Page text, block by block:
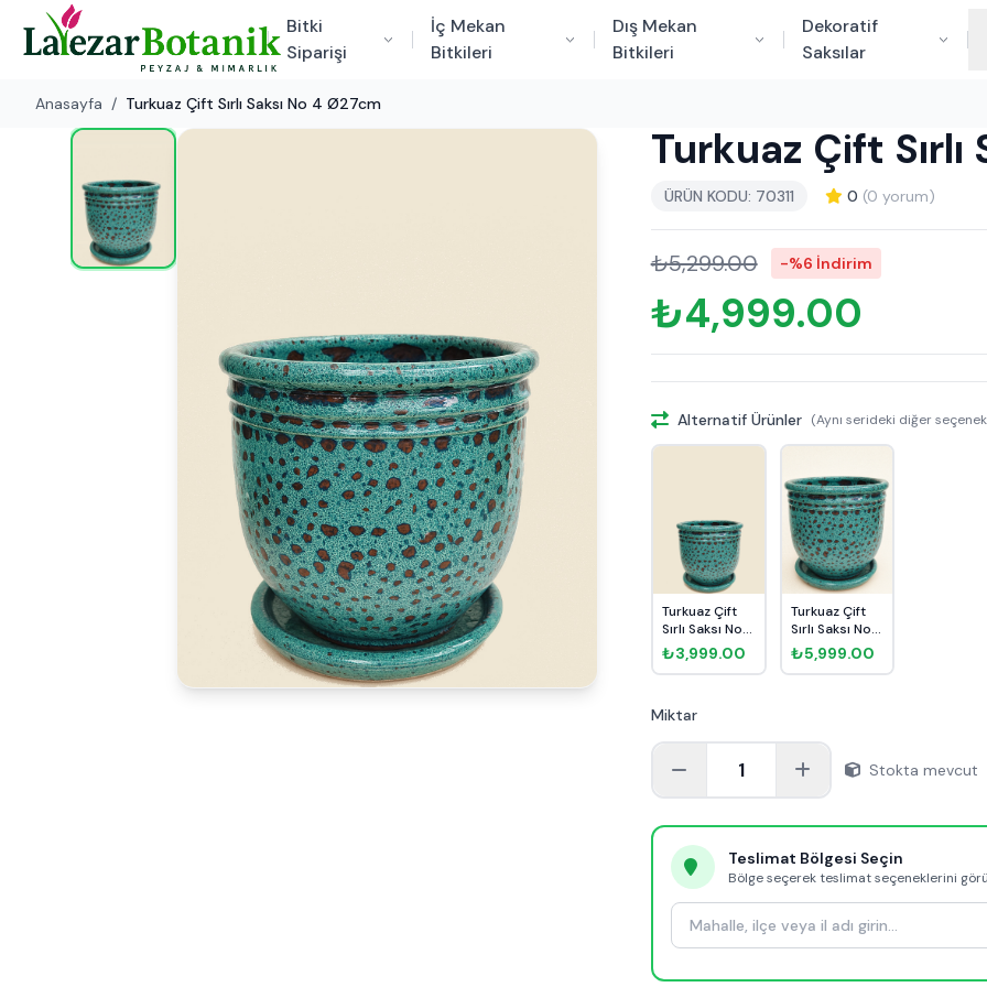
Bitki
Siparişi
İç Mekan
Bitkileri
Dış Mekan
Bitkileri
Dekoratif
Saksılar
Anasayfa / Turkuaz Çift Sırlı Saksı No 4 Ø27cm
Turkuaz Çift Sırlı
ÜRÜN KODU: 70311 0 (0 yorum)
₺5,299.00 -%6 İndirim
₺4,999.00
Alternatif Ürünler (Aynı serideki diğer
Turkuaz Çift
Sırlı Saksı No 2
Ø20cm
₺3,999.00
Turkuaz Çift
Sırlı Saksı No 6
Ø35cm
₺5,999.00
Miktar
1 Stokta mevcut
Teslimat Bölgesi Seçin
Bölge seçerek teslimat seçeneklerini